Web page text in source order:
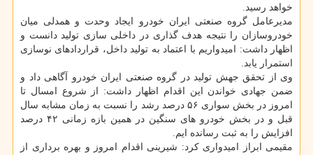
خواهد رسید.
مدیرعامل گروه صنعتی ایران خودرو ایجاد وحدت و همدلی میان
خودروسازان را نتیجه هدف گذاری در داخلی سازی تولید دانست و
اظهار داشت: امیدواریم با اعتماد به تولید داخل، قراردادهای نوسازی
استمرار یابد.
وی از تحقق جهش تولید در گروه صنعتی ایران خودرو آگاهی داد و
ضمن جهادی خواندن این اقدام اظهار داشت: از شروع امسال تا
امروز در بخش سواری ۵۶ درصد رشد را نسبت به زمان مشابه سال
قبل و در بخش خودرو های سنگین در همین بازه زمانی ۴۲ درصد
افزایش را به ثبت رسانده ایم.
مقیمی ابراز امیدواری کرد: شیرینی اقدام امروز و بهره برداری از